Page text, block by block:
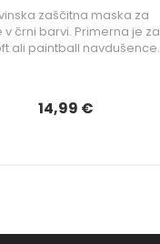
zaščitna maska za
v črni barvi. Primerna je za
ali paintball navdušence.
14,99 €